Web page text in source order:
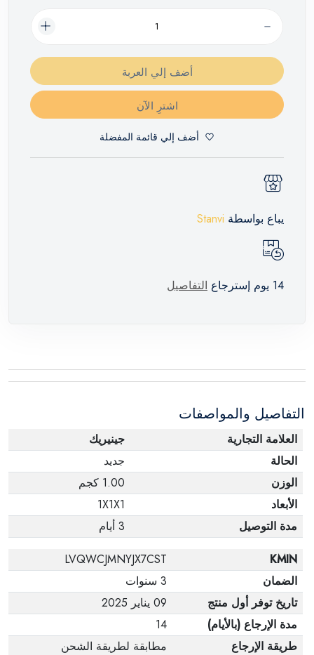
أضف إلي العربة
اشترِ الآن
أضف إلي قائمة المفضلة
يباع بواسطة Stanvi
14 يوم إسترجاع التفاصيل
التفاصيل والمواصفات
العلامة التجارية
جينيريك
الحالة
جديد
الوزن
1.00 كجم
الأبعاد
1X1X1
مدة التوصيل
3 أيام
KMIN
LVQWCJMNYJX7CST
الضمان
3 سنوات
تاريخ توفر أول منتج
09 يناير 2025
مدة الإرجاع (بالأيام)
14
طريقة الإرجاع
مطابقة لطريقة الشحن